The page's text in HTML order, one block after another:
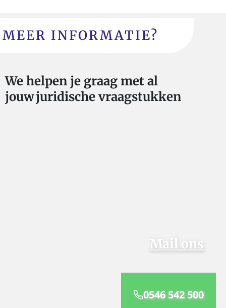
MEER INFORMATIE?
We helpen je graag met al
jouw juridische vraagstukken
Mail ons
0546 542 500